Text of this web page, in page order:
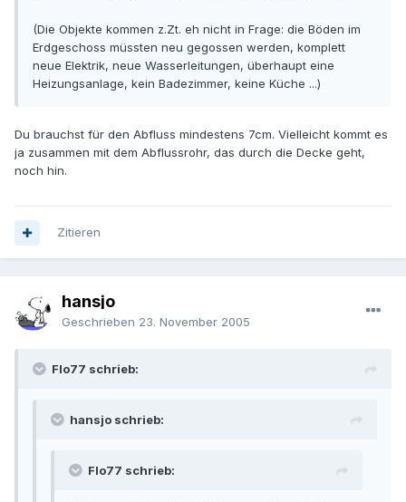
(Die Objekte kommen z.Zt. eh nicht in Frage: die Böden im
Erdgeschoss müssten neu gegossen werden, komplett
neue Elektrik, neue Wasserleitungen, überhaupt eine
Heizungsanlage, kein Badezimmer, keine Küche ...)
Du brauchst für den Abfluss mindestens 7cm. Vielleicht kommt es
ja zusammen mit dem Abflussrohr, das durch die Decke geht,
noch hin.
Zitieren
hansjo
Geschrieben 23. November 2005
Flo77 schrieb:
hansjo schrieb:
Flo77 schrieb: